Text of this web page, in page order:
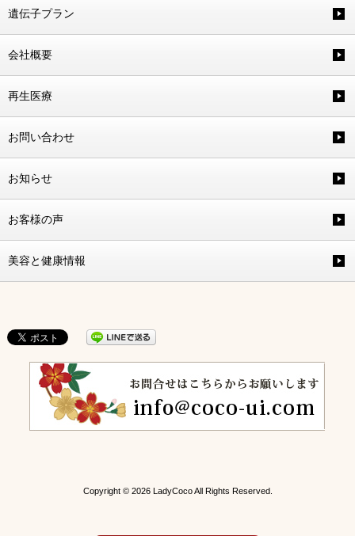
遺伝子プラン
会社概要
再生医療
お問い合わせ
お知らせ
お客様の声
美容と健康情報
Copyright © 2026 LadyCoco All Rights Reserved.